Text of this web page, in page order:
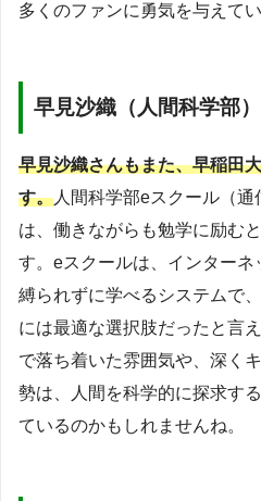
多くのファンに勇気を与えてい
早見沙織（人間科学部）
早見沙織さんもまた、早稲田
す。人間科学部eスクール（
は、働きながらも勉学に励む
す。eスクールは、インター
縛られずに学べるシステムで
には最適な選択肢だったと言
で落ち着いた雰囲気や、深く
勢は、人間を科学的に探求す
ているのかもしれませんね。